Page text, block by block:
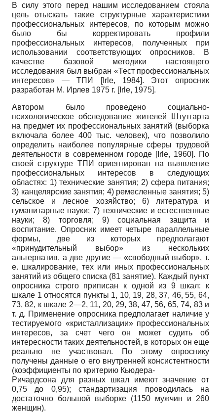
В силу этого перед нашим исследованием стояла
цель отыскать такие структурные характеристики
профессиональных интересов, по которым можно
было бы корректировать профили
профессиональных интересов, полученных при
использовании соответствующих опросников. В
качестве базовой методики настоящего
исследования был выбран «Тест профессиональных
интересов» — ТПИ
[Irle, 1984]. Этот опросник
разработан М. Ирлев 1975 г. [Irle, 1975].
Автором было проведено социально-
психологическое обследование жителей Штутгарта
на предмет их профессиональных занятий (выборка
включала более 400 тыс. человек), что позволило
определить наиболее популярные сферы трудовой
деятельности в современном городе [Irle, 1960]. По
своей структуре ТПИ ориентирован на выявление
профессиональных интересов в следующих
областях: 1) технические занятия; 2) сфера питания;
3) канцелярские занятия; 4) ремесленные занятия; 5)
сельское и лесное хозяйство; 6) литература и
гуманитарные науки; 7) технические и естественные
науки; 8) торговля; 9) социальная защита и
воспитание. Опросник имеет четыре параллельные
формы, две из которых предполагают
«принудительный выбор» из нескольких
альтернатив, а две другие — «свободный выбор», т.
е. шкалирование, тех или иных профессиональных
занятий из общего списка (81 занятие). Каждый пункт
опросника строго приписан к одной из 9 шкал: к
шкале 1 относятся пункты 1, 10, 19, 28, 37, 46, 55, 64,
73, 82, к шкале 2—2, 11, 20, 29, 38, 47, 56, 65, 74, 83 и
т. д. Применение опросника предполагает наличие у
тестируемого «кристаллизации» профессиональных
интересов, за счет чего он может судить об
интересности таких деятельностей, в которых он еще
реально не участвовал. По этому опроснику
получены данные о его внутренней консистентности
(коэффициенты по критерию Кьюдера-
Ричардсона для разных шкал имеют значение от
0,75 до 0,95); стандартизация проводилась на
достаточно большой выборке (1150 мужчин и 260
женщин).